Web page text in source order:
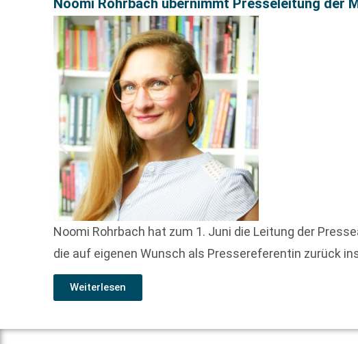
Noomi Rohrbach übernimmt Presseleitung der
Noomi Rohrbach hat zum 1. Juni die Leitung der
die auf eigenen Wunsch als Pressereferentin zurück
Weiterlesen